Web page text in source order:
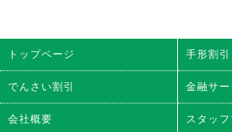
トップページ 手形割引
でんさい割引 金融サー
会社概要 スタッ